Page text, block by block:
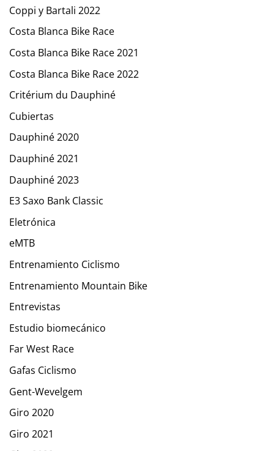
Coppi y Bartali 2022
Costa Blanca Bike Race
Costa Blanca Bike Race 2021
Costa Blanca Bike Race 2022
Critérium du Dauphiné
Cubiertas
Dauphiné 2020
Dauphiné 2021
Dauphiné 2023
E3 Saxo Bank Classic
Eletrónica
eMTB
Entrenamiento Ciclismo
Entrenamiento Mountain Bike
Entrevistas
Estudio biomecánico
Far West Race
Gafas Ciclismo
Gent-Wevelgem
Giro 2020
Giro 2021